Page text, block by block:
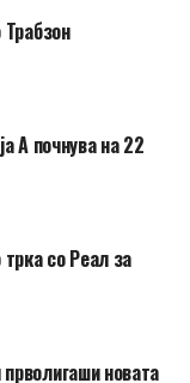
А почнува на 22
со Реал за
новата